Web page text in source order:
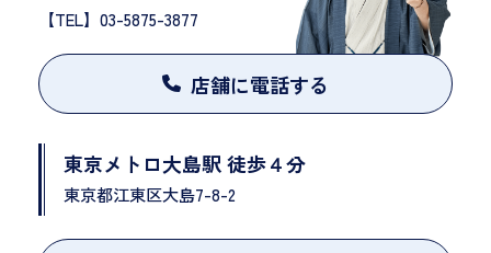
【TEL】03-5875-3877
店舗に電話する
東京メトロ大島駅 徒歩４分
東京都江東区大島7-8-2